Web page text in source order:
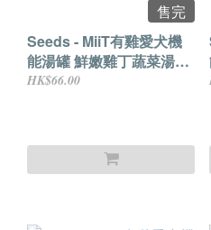
售完
Seeds - MiiT有雞愛犬機
能湯罐 鮮嫩雞丁蔬菜湯佐
炒蛋+番薯+胡蘿蔔80GX6
HK$66.00